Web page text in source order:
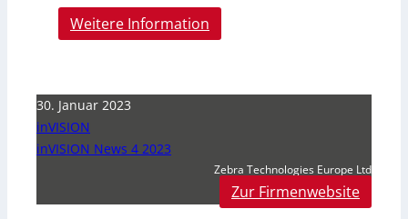
Weitere Information
30. Januar 2023
inVISION
inVISION News 4 2023
Zebra Technologies Europe Ltd
Zur Firmenwebsite